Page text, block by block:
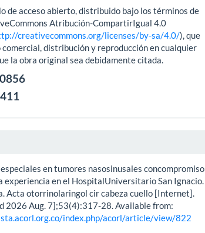
de acceso abierto, distribuido bajo los términos de
Atribución-CompartirIgual 4.0
creativecommons.org/licenses/by-sa/4.0/), que
comercial, distribución y reproducción en cualquier
la obra original sea debidamente citada.
en tumores nasosinusales concompromiso
en el HospitalUniversitario San Ignacio.
Acta otorrinolaringol cir cabeza cuello [Internet].
2026 Aug. 7];53(4):317-28. Available from:
index.php/acorl/article/view/822